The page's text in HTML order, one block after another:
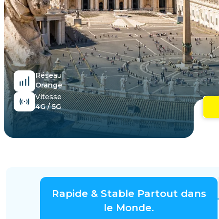
Réseau
Orange
Vitesse
4G / 5G
Rapide & Stable Partout dans
le Monde.